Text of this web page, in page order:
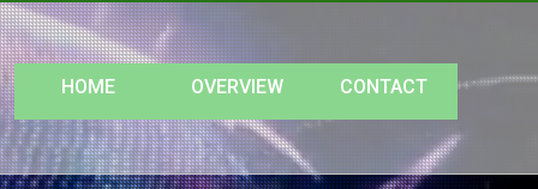
HOME
ホーム OVERVIEW
会社情報 CONTACT
お問い合わせ